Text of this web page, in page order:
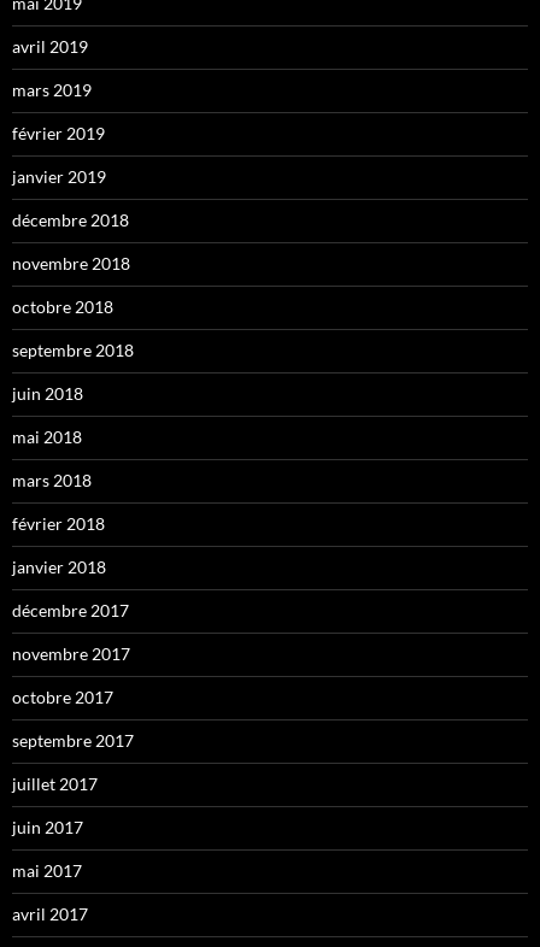
avril 2019
mars 2019
février 2019
janvier 2019
décembre 2018
novembre 2018
octobre 2018
septembre 2018
juin 2018
mai 2018
mars 2018
février 2018
janvier 2018
décembre 2017
novembre 2017
octobre 2017
septembre 2017
juillet 2017
juin 2017
mai 2017
avril 2017